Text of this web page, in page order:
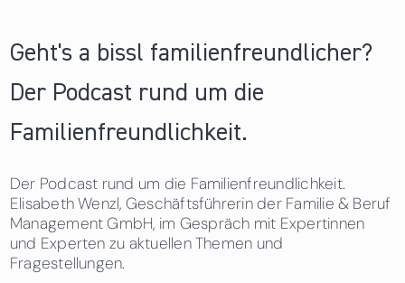
Geht's a bissl familienfreundlicher?
Der Podcast rund um die
Familienfreundlichkeit.
Der Podcast rund um die Familienfreundlichkeit.
Elisabeth Wenzl, Geschäftsführerin der Familie & Beruf
Management GmbH, im Gespräch mit Expertinnen
und Experten zu aktuellen Themen und
Fragestellungen.